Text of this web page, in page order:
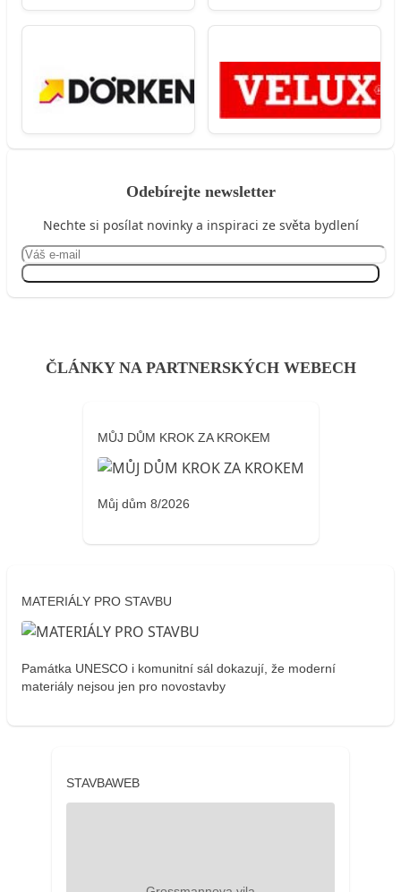
Odebírejte newsletter
Nechte si posílat novinky a inspiraci ze světa bydlení
ČLÁNKY NA PARTNERSKÝCH WEBECH
MŮJ DŮM KROK ZA KROKEM
Můj dům 8/2026
MATERIÁLY PRO STAVBU
Památka UNESCO i komunitní sál dokazují, že moderní
materiály nejsou jen pro novostavby
STAVBAWEB